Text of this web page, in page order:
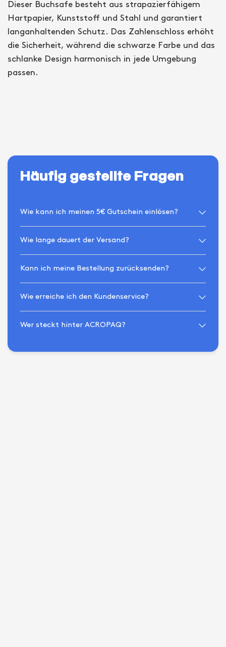
Dieser Buchsafe besteht aus strapazierfähigem
Hartpapier, Kunststoff und Stahl und garantiert
langanhaltenden Schutz. Das Zahlenschloss erhöht
die Sicherheit, während die schwarze Farbe und das
schlanke Design harmonisch in jede Umgebung
passen.
Häufig gestellte Fragen
Wie kann ich meinen 5€ Gutschein einlösen?
Wie lange dauert der Versand?
Kann ich meine Bestellung zurücksenden?
Wie erreiche ich den Kundenservice?
Wer steckt hinter ACROPAQ?